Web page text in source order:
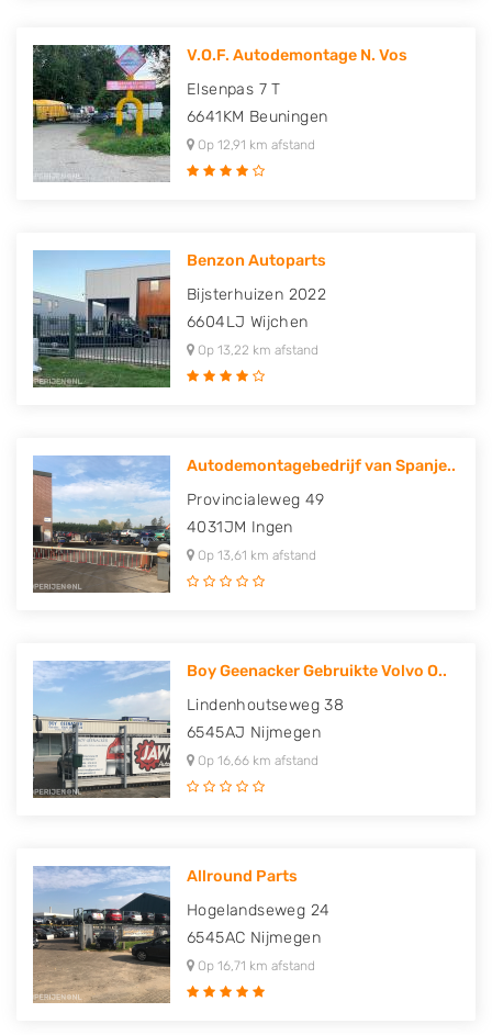
V.O.F. Autodemontage N. Vos
Elsenpas 7 T
6641KM Beuningen
Op 12,91 km afstand
Benzon Autoparts
Bijsterhuizen 2022
6604LJ Wijchen
Op 13,22 km afstand
Autodemontagebedrijf van Spanje..
Provincialeweg 49
4031JM Ingen
Op 13,61 km afstand
Boy Geenacker Gebruikte Volvo O..
Lindenhoutseweg 38
6545AJ Nijmegen
Op 16,66 km afstand
Allround Parts
Hogelandseweg 24
6545AC Nijmegen
Op 16,71 km afstand